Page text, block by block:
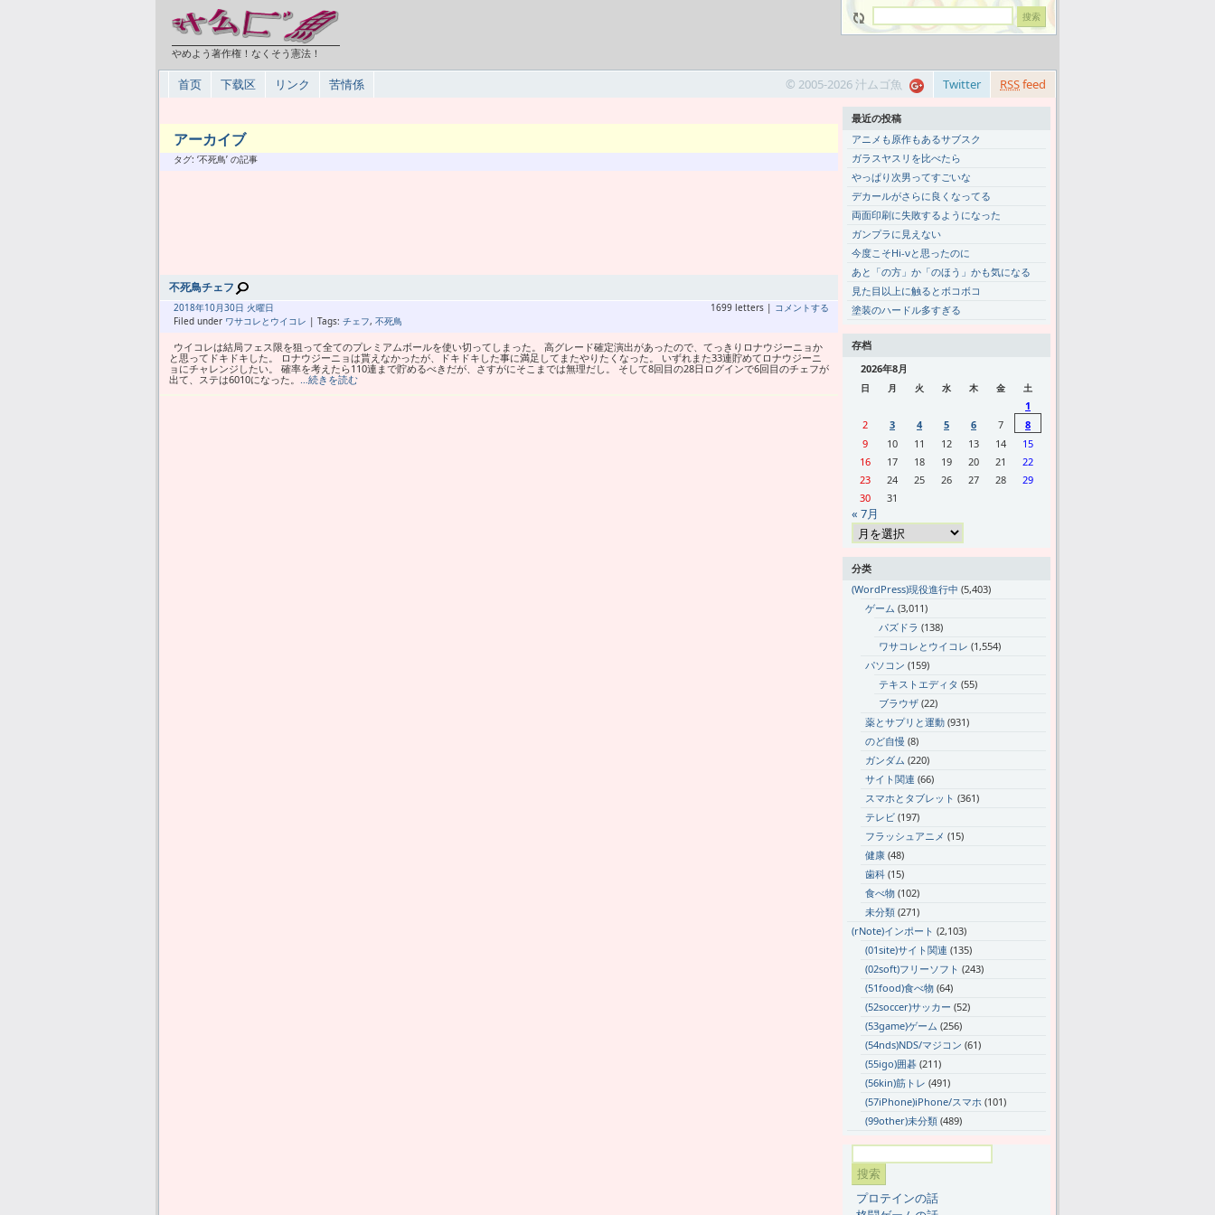
やめよう著作権！なくそう憲法！
首页 下载区 リンク 苦情係 RSSfeed
Twitter
© 2005-2026 汁ムゴ魚
アーカイブ
タグ: ‘不死鳥’ の記事
不死鳥チェフ
2018年10月30日 火曜日
Filed under ワサコレとウイコレ | Tags: チェフ, 不死鳥
1699 letters | コメントする
ウイコレは結局フェス限を狙って全てのプレミアムボールを使い切ってしまった。 高グレード確定演出があったので、てっきりロナウジーニョか
と思ってドキドキした。 ロナウジーニョは貰えなかったが、ドキドキした事に満足してまたやりたくなった。 いずれまた33連貯めてロナウジーニ
ョにチャレンジしたい。 確率を考えたら110連まで貯めるべきだが、さすがにそこまでは無理だし。 そして8回目の28日ログインで6回目のチェフが
出て、ステは6010になった。 …続きを読む
最近の投稿
アニメも原作もあるサブスク
ガラスヤスリを比べたら
やっぱり次男ってすごいな
デカールがさらに良くなってる
両面印刷に失敗するようになった
ガンプラに見えない
今度こそHi-νと思ったのに
あと「の方」か「のほう」かも気になる
見た目以上に触るとボコボコ
塗装のハードル多すぎる
存档
2026年8月
日 月 火 水 木 金 土
1
2
3 4 5 6 7
8
9
10 11 12 13 14
15
16
17 18 19 20 21
22
23
24 25 26 27 28
29
30
31
« 7月
分类
(WordPress)現役進行中 (5,403)
ゲーム (3,011)
パズドラ (138)
ワサコレとウイコレ (1,554)
パソコン (159)
テキストエディタ (55)
ブラウザ (22)
薬とサプリと運動 (931)
のど自慢 (8)
ガンダム (220)
サイト関連 (66)
スマホとタブレット (361)
テレビ (197)
フラッシュアニメ (15)
健康 (48)
歯科 (15)
食べ物 (102)
未分類 (271)
(rNote)インポート (2,103)
(01site)サイト関連 (135)
(02soft)フリーソフト (243)
(51food)食べ物 (64)
(52soccer)サッカー (52)
(53game)ゲーム (256)
(54nds)NDS/マジコン (61)
(55igo)囲碁 (211)
(56kin)筋トレ (491)
(57iPhone)iPhone/スマホ (101)
(99other)未分類 (489)
プロテインの話